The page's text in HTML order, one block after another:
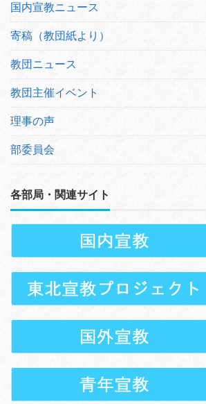
国内宣教ニュース
寄稿（教団紙より）
教団ニュース
教団主催イベント
理事の声
部委員会
各部局・関連サイト